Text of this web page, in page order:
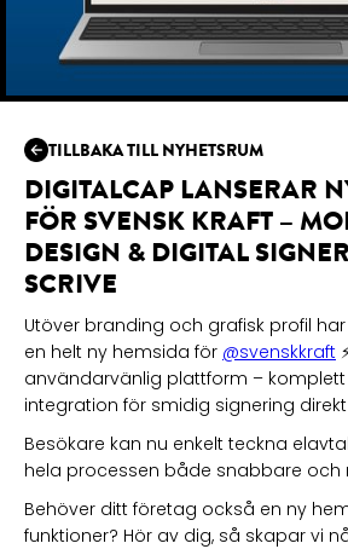
TILLBAKA TILL NYHETSRUM
DIGITALCAP LANSERAR
FÖR SVENSK KRAFT –
DESIGN & DIGITAL
SCRIVE
Utöver branding och grafisk profil
en helt ny hemsida för @svenskkraft
användarvänlig plattform –
integration för smidig signering
Besökare kan nu enkelt teckna
hela processen både snabbare och
Behöver ditt företag också en ny
funktioner? Hör av dig, så skapar vi